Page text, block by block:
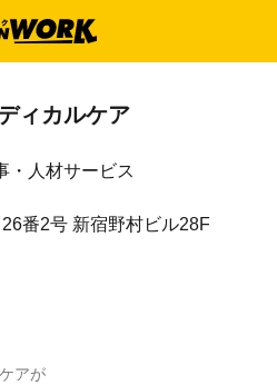
ィカルケア
・人材サービス
番2号 新宿野村ビル28F
アが